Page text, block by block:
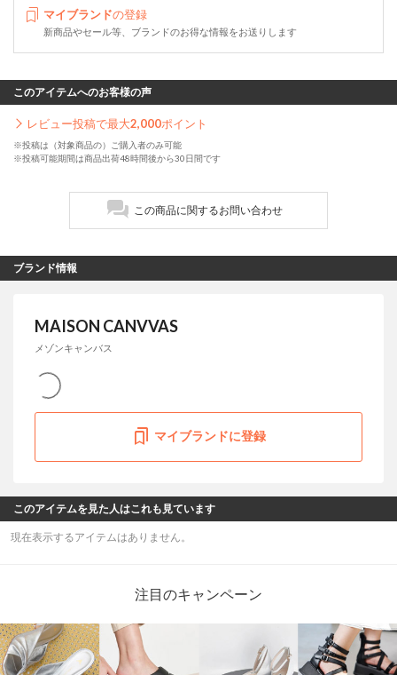
マイブランドの登録
新商品やセール等、ブランドのお得な情報をお送りします
このアイテムへのお客様の声
レビュー投稿で最大2,000ポイント
※投稿は（対象商品の）ご購入者のみ可能
※投稿可能期間は商品出荷48時間後から30日間です
この商品に関するお問い合わせ
ブランド情報
MAISON CANVVAS
メゾンキャンバス
マイブランドに登録
このアイテムを見た人はこれも見ています
現在表示するアイテムはありません。
注目のキャンペーン